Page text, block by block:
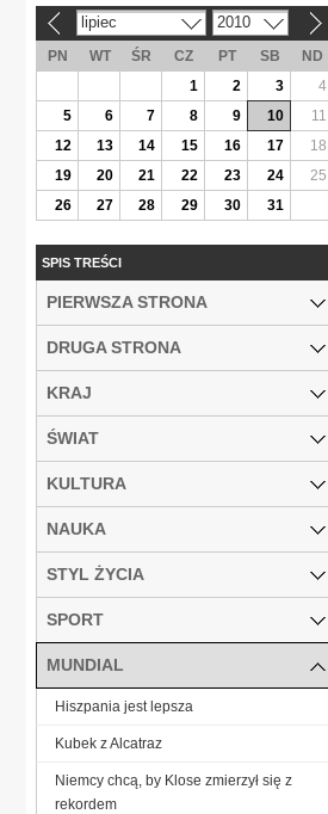
lipiec 2010
PN WT ŚR CZ PT SB
ND
1
2 3
4
5
6 7 8 9 10
11
12
13 14 15 16 17
18
19
20 21 22 23 24
25
26
27 28 29 30 31
SPIS TREŚCI
PIERWSZA STRONA
DRUGA STRONA
KRAJ
ŚWIAT
KULTURA
NAUKA
STYL ŻYCIA
SPORT
MUNDIAL
Hiszpania jest lepsza
Kubek z Alcatraz
Niemcy chcą, by Klose zmierzył się z
rekordem